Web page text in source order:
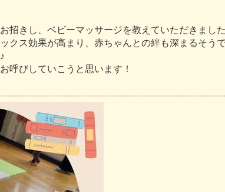
お招き し ベ ビーマッサージを教 え ていただき ま した
ッ ク ス効果が高 ま り 赤ち ゃ んとの絆も深 ま るそ う
♪
お呼びしていこ う と 思い ま す ！